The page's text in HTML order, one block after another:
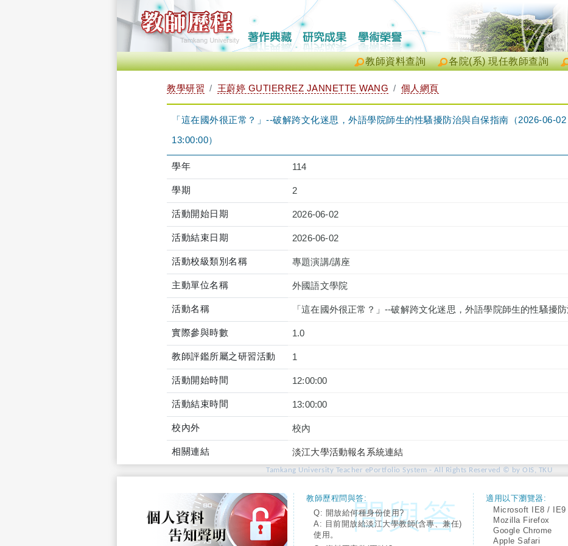
各院(系) 現任教師查詢
教師資料查詢
教學研習 王蔚婷 GUTIERREZ JANNETTE WANG 個人網頁
「這在國外很正常？」--破解跨文化迷思，外語學院師生的性騷擾防治與自保指南（2026-06-
13:00:00）
學年 114
學期 2
活動開始日期 2026-06-02
活動結束日期 2026-06-02
活動校級類別名稱 專題演講/講座
主動單位名稱 外國語文學院
活動名稱 「這在國外很正常？」--破解跨文化迷思，外語學院師生的性騷擾
實際參與時數 1.0
教師評鑑所屬之研習活動 1
活動開始時間 12:00:00
活動結束時間 13:00:00
校內外 校內
相關連結 淡江大學活動報名系統連結
Tamkang University Teacher ePortfolio System - All Rights Reserved © by OIS, TKU
教師歷程問與答:
Q: 開放給何種身份使用?
A: 目前開放給淡江大學教師(含專、兼任)
使用。
適用以下瀏覽器:
Microsoft IE8 / IE9
Mozilla Firefox
Google Chrome
Apple Safari